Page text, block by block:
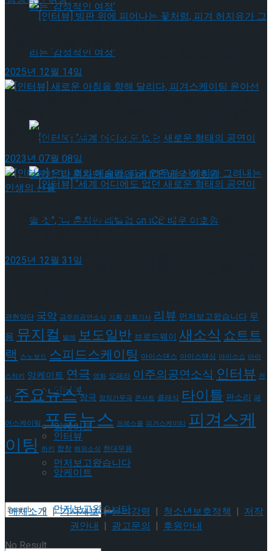
[인터뷰] 빙판 위에 피어나는 꽃처럼, 피겨 허지
유가 그리는 ‘감성적인 여정’
[인터뷰] “세계 어디에도 없던 새로운 형태의
공연이 될 것”, ‘나 혼자만 레벨업 on ICE’ 배우
Trending Tags
인터뷰
앙케이트
먼저보고왔습니다
No Result
유가 그리는 ‘감성적인 여정’
[인터뷰] “세계 어디에도 없던 새로운 형태의
이호원
Trending Tags
인터뷰
앙케이트
먼저보고왔습니다
그리는 ‘감성적인 여정’
2025년 12월 14일
윤아선
2023년 07월 08일
[인터뷰] 은반 위의 예술가, 피겨 안무가 신예지가 그
2025년 12월 31일
관현악단 국악 금주의공연소식 기획 기획기사 리뷰 먼저보고왔습니다 무
용 뮤지컬 발레 보도일반 브로드웨이 새소식쇼트트
랙 스노보드 스피드스케이팅 아이스댄스 아이스댄싱 아이스쇼 아이
스하키 앙케이트 연극 영화 오페라 이주의공연소식 인터뷰 전
시 주요뉴스 창극 창작가무극 콘서트 클래식 타이틀 판소리 페
어스케이팅 포토뉴스 프레스콜 피겨스케이티 피겨스케
이팅 하키 합창 해외소식 현대무용
매체소개 |기사제보|윤리강령 | 청소년보호정책 | 저작
권안내 | 광고문의 | 후원안내